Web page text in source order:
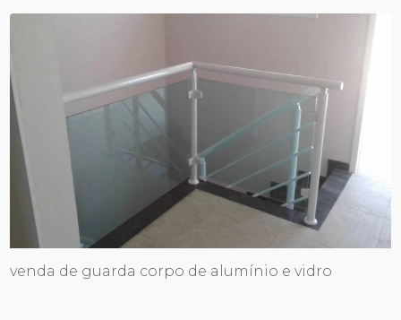
venda de guarda corpo de alumínio e vidro